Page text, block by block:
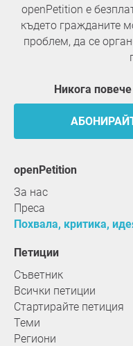
openPetition е
където гражданите
проблем, да се
Никога
openPetition
За нас
Преса
Похвала, критика,
Петиции
Съветник
Всички петиции
Стартирайте петиция
Теми
Региони